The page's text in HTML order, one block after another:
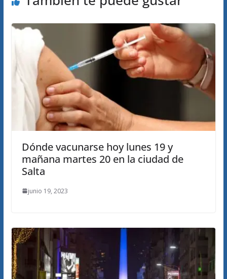
Dónde vacunarse hoy lunes 19 y
mañana martes 20 en la ciudad de
Salta
junio 19, 2023